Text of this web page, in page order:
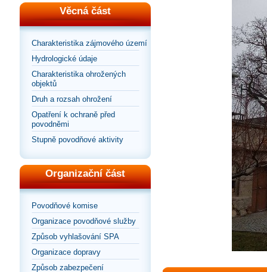
Věcná část
Charakteristika zájmového území
Hydrologické údaje
Charakteristika ohrožených
objektů
Druh a rozsah ohrožení
Opatření k ochraně před
povodněmi
Stupně povodňové aktivity
Organizační část
Povodňové komise
Organizace povodňové služby
Způsob vyhlašování SPA
Organizace dopravy
Způsob zabezpečení